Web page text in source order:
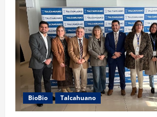
BioBio Talcahuano